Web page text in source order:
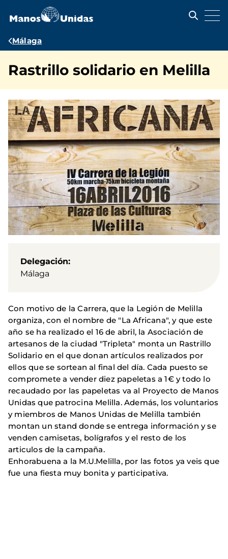
contenido
Ruta
navegación
Málaga
Rastrillo solidario en Melilla
Delegación
Málaga
Con motivo de la Carrera, que la Legión de Melilla
organiza, con el nombre de "La Africana", y que este
año se ha realizado el 16 de abril, la Asociación de
artesanos de la ciudad "Tripleta" monta un Rastrillo
Solidario en el que donan artículos realizados por
ellos que se sortean al final del día. Cada puesto se
compromete a vender diez papeletas a 1€ y todo lo
recaudado por las papeletas va al Proyecto de Manos
Unidas que patrocina Melilla. Además, los voluntarios
y miembros de Manos Unidas de Melilla también
montan un stand donde se entrega información y se
venden camisetas, bolígrafos y el resto de los
articulos de la campaña.
Enhorabuena a la M.U.Melilla, por las fotos ya veis que
fue una fiesta muy bonita y participativa.